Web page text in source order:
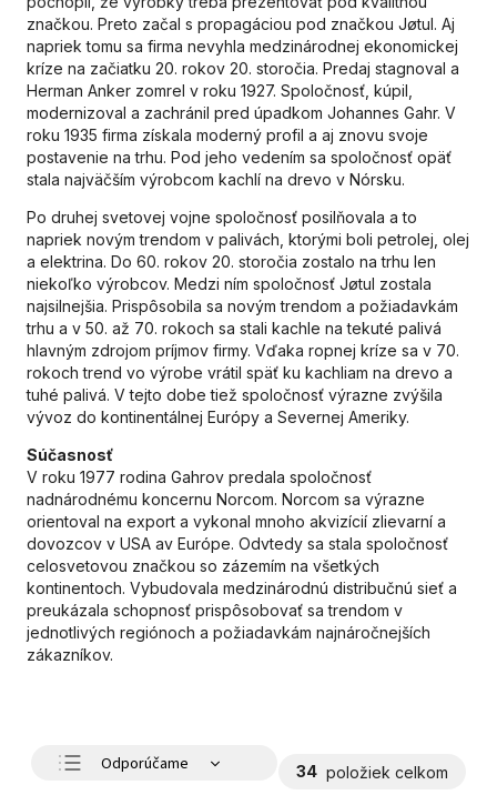
značkou. Preto začal s propagáciou pod značkou Jøtul. Aj
napriek tomu sa firma nevyhla medzinárodnej ekonomickej
kríze na začiatku 20. rokov 20. storočia. Predaj stagnoval a
Herman Anker zomrel v roku 1927. Spoločnosť, kúpil,
modernizoval a zachránil pred úpadkom Johannes Gahr. V
roku 1935 firma získala moderný profil a aj znovu svoje
postavenie na trhu. Pod jeho vedením sa spoločnosť opäť
stala najväčším výrobcom kachlí na drevo v Nórsku.
Po druhej svetovej vojne spoločnosť posilňovala a to
napriek novým trendom v palivách, ktorými boli petrolej, olej
a elektrina. Do 60. rokov 20. storočia zostalo na trhu len
niekoľko výrobcov. Medzi ním spoločnosť Jøtul zostala
najsilnejšia. Prispôsobila sa novým trendom a požiadavkám
trhu a v 50. až 70. rokoch sa stali kachle na tekuté palivá
hlavným zdrojom príjmov firmy. Vďaka ropnej kríze sa v 70.
rokoch trend vo výrobe vrátil späť ku kachliam na drevo a
tuhé palivá. V tejto dobe tiež spoločnosť výrazne zvýšila
vývoz do kontinentálnej Európy a Severnej Ameriky.
Súčasnosť
V roku 1977 rodina Gahrov predala spoločnosť
nadnárodnému koncernu Norcom. Norcom sa výrazne
orientoval na export a vykonal mnoho akvizícií zlievarní a
dovozcov v USA av Európe. Odvtedy sa stala spoločnosť
celosvetovou značkou so zázemím na všetkých
kontinentoch. Vybudovala medzinárodnú distribučnú sieť a
preukázala schopnosť prispôsobovať sa trendom v
jednotlivých regiónoch a požiadavkám najnáročnejších
zákazníkov.
Odporúčame
34 položiek celkom